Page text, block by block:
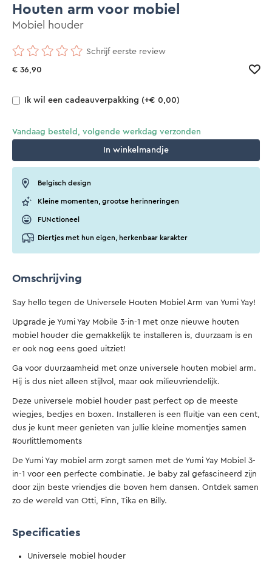
Houten arm voor mobiel
Mobiel houder
Schrijf eerste review
€ 36,90
Ik wil een cadeauverpakking (+€ 0,00)
Vandaag besteld, volgende werkdag verzonden
In winkelmandje
Belgisch design
Kleine momenten, grootse herinneringen
FUNctioneel
Diertjes met hun eigen, herkenbaar karakter
Omschrijving
Say hello tegen de Universele Houten Mobiel Arm van Yumi Yay!
Upgrade je Yumi Yay Mobile 3-in-1 met onze nieuwe houten
mobiel houder die gemakkelijk te installeren is, duurzaam is en
er ook nog eens goed uitziet!
Ga voor duurzaamheid met onze universele houten mobiel arm.
Hij is dus niet alleen stijlvol, maar ook milieuvriendelijk.
Deze universele mobiel houder past perfect op de meeste
wiegjes, bedjes en boxen. Installeren is een fluitje van een cent,
dus je kunt meer genieten van jullie kleine momentjes samen
#ourlittlemoments
De Yumi Yay mobiel arm zorgt samen met de Yumi Yay Mobiel 3-
in-1 voor een perfecte combinatie. Je baby zal gefascineerd zijn
door zijn beste vriendjes die boven hem dansen. Ontdek samen
zo de wereld van Otti, Finn, Tika en Billy.
Specificaties
Universele mobiel houder